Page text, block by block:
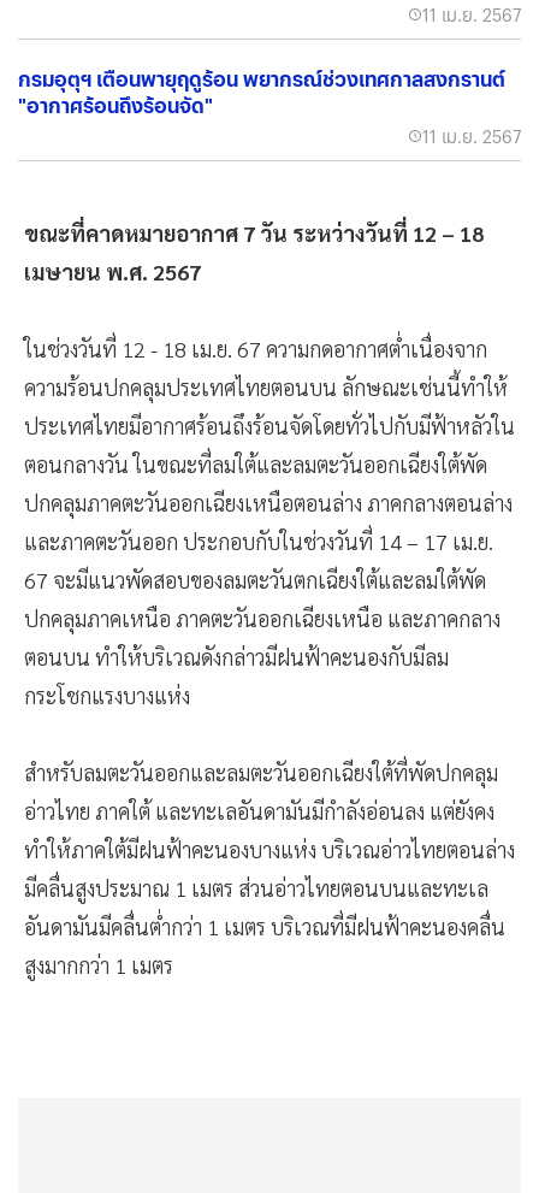
11 เม.ย. 2567
กรมอุตุฯ เตือนพายุฤดูร้อน พยากรณ์ช่วงเทศกาลสงกรานต์
"อากาศร้อนถึงร้อนจัด"
11 เม.ย. 2567
ขณะที่คาดหมายอากาศ 7 วัน ระหว่างวันที่ 12 – 18
เมษายน พ.ศ. 2567
ในช่วงวันที่ 12 - 18 เม.ย. 67 ความกดอากาศต่ำเนื่องจาก
ความร้อนปกคลุมประเทศไทยตอนบน ลักษณะเช่นนี้ทำให้
ประเทศไทยมีอากาศร้อนถึงร้อนจัดโดยทั่วไปกับมีฟ้าหลัวใน
ตอนกลางวัน ในขณะที่ลมใต้และลมตะวันออกเฉียงใต้พัด
ปกคลุมภาคตะวันออกเฉียงเหนือตอนล่าง ภาคกลางตอนล่าง
และภาคตะวันออก ประกอบกับในช่วงวันที่ 14 – 17 เม.ย.
67 จะมีแนวพัดสอบของลมตะวันตกเฉียงใต้และลมใต้พัด
ปกคลุมภาคเหนือ ภาคตะวันออกเฉียงเหนือ และภาคกลาง
ตอนบน ทำให้บริเวณดังกล่าวมีฝนฟ้าคะนองกับมีลม
กระโชกแรงบางแห่ง
สำหรับลมตะวันออกและลมตะวันออกเฉียงใต้ที่พัดปกคลุม
อ่าวไทย ภาคใต้ และทะเลอันดามันมีกำลังอ่อนลง แต่ยังคง
ทำให้ภาคใต้มีฝนฟ้าคะนองบางแห่ง บริเวณอ่าวไทยตอนล่าง
มีคลื่นสูงประมาณ 1 เมตร ส่วนอ่าวไทยตอนบนและทะเล
อันดามันมีคลื่นต่ำกว่า 1 เมตร บริเวณที่มีฝนฟ้าคะนองคลื่น
สูงมากกว่า 1 เมตร